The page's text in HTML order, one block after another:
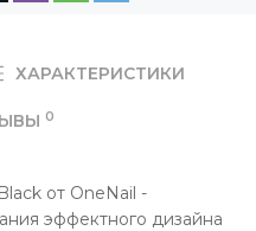
ХАРАКТЕРИСТИКИ
0
от OneNail -
эффектного дизайна